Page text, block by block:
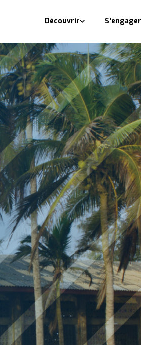
Découvrir S'engager